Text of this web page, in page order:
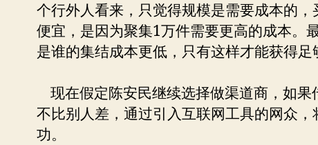
个行外人看来，只觉得规模是需要成本的
便宜，是因为聚集1万件需要更高的成本。
是谁的集结成本更低，只有这样才能获得足
现在假定陈安民继续选择做渠道商，如果
不比别人差，通过引入互联网工具的网众，
功。